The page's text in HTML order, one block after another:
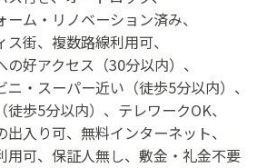
ーム・リノベーション済み
ス街
複数路線利用可
の好アクセス（30分以内）
ニ・スーパー近い（徒歩5分以内）
徒歩5分以内）
テレワークOK
出入り可
無料インターネット
用可
保証人無し 敷金・礼金不要